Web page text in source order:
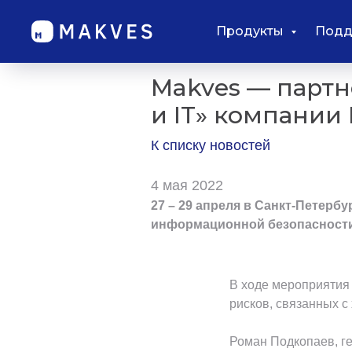
Продукты
Makves —
и IT»
К списку новостей
4 мая 2022
27 – 29 апреля в Санкт-
информационной
В ходе
рисков, связанных
Роман Подкопаев,